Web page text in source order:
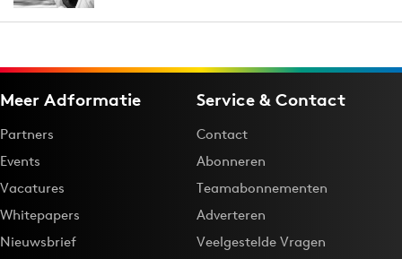
Meer Adformatie
Partners
Events
Vacatures
Whitepapers
Nieuwsbrief
Service & Contact
Contact
Abonneren
Teamabonnementen
Adverteren
Veelgestelde Vragen